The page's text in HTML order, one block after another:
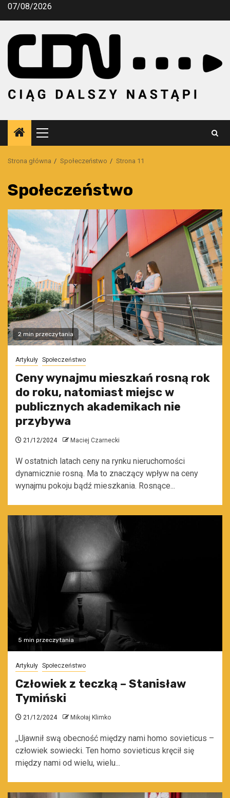
Przejdź
07/08/2026
Menu
główne
Strona główna Społeczeństwo Strona 11
Społeczeństwo
2 min przeczytania
Artykuły Społeczeństwo
Ceny wynajmu mieszkań rosną rok
do roku, natomiast miejsc w
publicznych akademikach nie
przybywa
21/12/2024 Maciej Czarnecki
W ostatnich latach ceny na rynku nieruchomości
dynamicznie rosną. Ma to znaczący wpływ na ceny
wynajmu pokoju bądź mieszkania. Rosnące...
5 min przeczytania
Artykuły Społeczeństwo
Człowiek z teczką – Stanisław
Tymiński
21/12/2024 Mikołaj Klimko
,,Ujawnił swą obecność między nami homo sovieticus –
człowiek sowiecki. Ten homo sovieticus kręcił się
między nami od wielu, wielu...